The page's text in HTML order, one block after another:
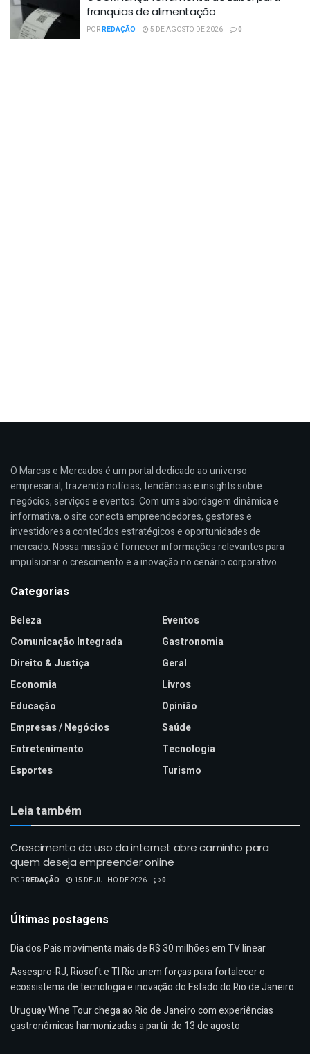
franquias de alimentação
PORREDAÇÃO 5 DE AGOSTO DE 2026 0
O Marcas e Mercados é um portal dedicado ao universo
empresarial, trazendo notícias, tendências e insights sobre
negócios, serviços e eventos. Com uma abordagem dinâmica e
informativa, o site conecta empreendedores, gestores e
investidores a conteúdos estratégicos e oportunidades de
mercado. Nossa missão é fornecer informações relevantes para
impulsionar o crescimento e a inovação no cenário corporativo.
Categorias
Beleza
Comunicação Integrada
Direito & Justiça
Economia
Educação
Empresas / Negócios
Entretenimento
Esportes
Eventos
Gastronomia
Geral
Livros
Opinião
Saúde
Tecnologia
Turismo
Leia também
Crescimento do uso da internet abre caminho para
quem deseja empreender online
PORREDAÇÃO 15 DE JULHO DE 2026 0
Últimas postagens
Dia dos Pais movimenta mais de R$ 30 milhões em TV linear
Assespro-RJ, Riosoft e TI Rio unem forças para fortalecer o
ecossistema de tecnologia e inovação do Estado do Rio de Janeiro
Uruguay Wine Tour chega ao Rio de Janeiro com experiências
gastronômicas harmonizadas a partir de 13 de agosto